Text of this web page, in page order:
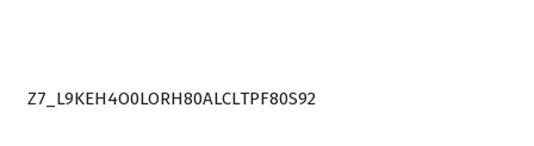
Z7_L9KEH4O0LORH80ALCLTPF80S92